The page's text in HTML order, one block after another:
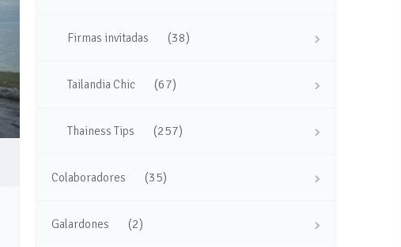
Firmas invitadas (38)
Tailandia Chic (67)
Thainess Tips (257)
Colaboradores (35)
Galardones (2)